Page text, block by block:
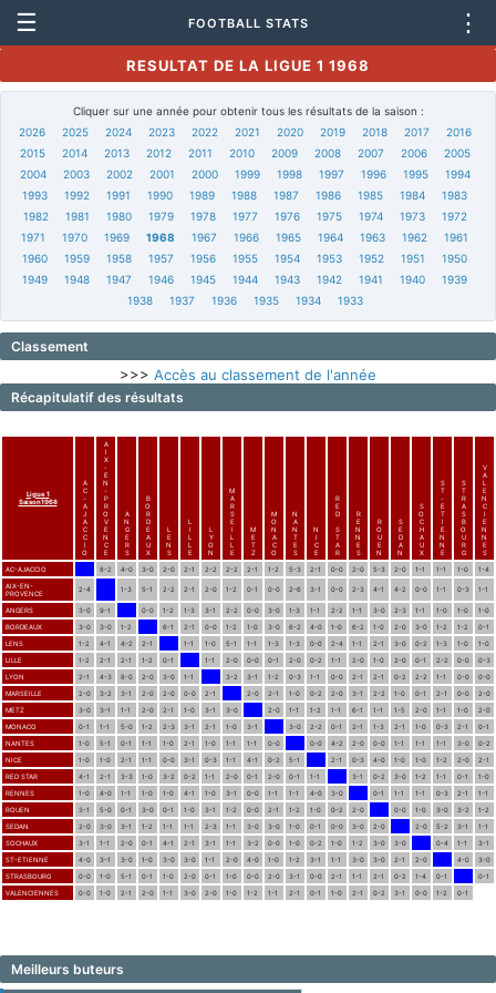
☰ FOOTBALL STATS ⋮
RESULTAT DE LA LIGUE 1 1968
Cliquer sur une année pour obtenir tous les résultats de la saison :
2026
2025 2024 2023 2022 2021 2020 2019 2018 2017
2016
2015
2014 2013 2012 2011 2010 2009 2008 2007 2006
2005
2004
2003 2002 2001 2000 1999 1998 1997 1996 1995
1994
1993
1992 1991 1990 1989 1988 1987 1986 1985 1984
1983
1982
1981 1980 1979 1978 1977 1976 1975 1974 1973
1972
1971
1970 1969 1968 1967 1966 1965 1964 1963 1962
1961
1960
1959 1958 1957 1956 1955 1954 1953 1952 1951
1950
1949
1948 1947 1946 1945 1944 1943 1942 1941 1940
1939
1938
1937 1936 1935 1934 1933
Classement
>>> Accès au classement de l'année
Récapitulatif des résultats
Ligue 1
Saison1968
A
C
-
A
J
A
C
C
I
O
A
I
X
-
E
N
-
P
R
O
V
E
N
C
E
A
N
G
E
R
S
B
O
R
D
E
A
U
X
L
E
N
S
L
I
L
L
E
L
Y
O
N
M
A
R
S
E
I
L
L
E
M
E
T
Z
M
O
N
A
C
O
N
A
N
T
E
S
N
I
C
E
R
E
D
S
T
A
R
R
E
N
N
E
S
R
O
U
E
N
S
E
D
A
N
S
O
C
H
A
U
X
S
T
-
E
T
I
E
N
N
E
S
T
R
A
S
B
O
U
R
G
V
A
L
E
N
C
I
E
N
N
E
S
AC-AJACCIO 8-2 4-0 3-0 2-0 2-1 2-2 2-2 2-1 1-2 5-3 2-1 0-0 2-0 5-3 2-0 1-1 1-1 1-0 1-4
AIX-EN-
PROVENCE
2-4 1-3 5-1 2-2 2-1 2-0 1-2 0-1 0-0 2-6 3-1 0-0 2-3 4-1 4-2 0-0 1-1 0-3 1-1
ANGERS 3-0 9-1 0-0 1-2 1-3 3-1 2-2 0-0 3-0 1-3 1-1 2-2 1-1 3-0 2-3 1-1 1-0 1-0 1-0
BORDEAUX 3-0 3-0 1-2 6-1 2-1 0-0 1-2 1-0 3-0 6-2 4-0 1-0 6-2 1-0 2-0 3-0 1-2 1-2 0-1
LENS 1-2 4-1 4-2 2-1 1-1 1-0 5-1 1-1 1-3 1-3 0-0 2-4 1-1 2-1 3-0 0-2 1-3 1-0 1-0
LILLE 1-2 2-1 2-1 1-2 0-1 1-1 2-0 0-0 0-1 2-0 0-2 1-1 2-0 1-0 2-0 0-1 2-2 0-0 0-3
LYON 2-1 4-3 8-0 2-0 3-0 1-1 3-2 3-1 1-2 0-3 1-1 0-0 2-1 2-1 0-2 2-2 1-1 0-0 0-0
MARSEILLE 2-0 3-2 3-1 2-0 2-0 0-0 2-1 2-0 2-1 1-0 0-2 2-0 3-1 2-2 1-0 0-1 2-1 0-0 2-0
METZ 3-0 3-1 1-1 2-0 2-1 1-0 3-1 3-0 2-0 1-1 1-2 1-1 6-1 1-1 1-5 2-0 1-1 1-0 2-0
MONACO 0-1 1-1 5-0 1-2 2-3 3-1 2-1 1-0 3-1 3-0 2-2 0-1 2-1 1-3 2-1 1-0 0-3 2-1 0-1
NANTES 1-0 5-1 0-1 1-1 1-0 2-1 1-0 1-1 1-1 0-0 0-0 4-2 2-0 0-0 1-1 1-1 1-1 3-0 0-2
NICE 1-0 1-0 2-1 1-1 0-0 3-1 0-3 1-1 4-1 0-2 5-1 2-1 0-3 4-0 1-0 1-0 1-2 2-0 2-1
RED STAR 4-1 2-1 3-3 1-0 3-2 0-2 1-1 2-0 0-1 2-0 0-1 1-1 3-1 0-2 3-0 1-2 1-1 0-1 1-0
RENNES 1-0 4-0 1-1 1-0 1-0 4-1 1-0 3-1 0-0 1-1 1-1 4-0 3-0 0-1 1-1 1-1 0-3 2-1 1-1
ROUEN 3-1 5-0 0-1 3-0 0-1 1-0 3-1 1-2 0-0 2-1 1-2 1-0 0-2 2-0 0-0 1-0 3-0 3-2 1-2
SEDAN 2-0 3-0 3-1 1-2 1-1 1-1 2-3 1-1 3-0 3-0 1-0 0-1 0-0 3-0 2-0 2-0 5-2 3-1 1-1
SOCHAUX 3-1 1-1 2-0 0-1 4-1 2-1 3-1 1-1 3-2 0-0 1-0 0-2 1-0 1-2 3-0 3-0 0-4 1-1 3-1
ST-ETIENNE 4-0 3-1 3-0 1-0 3-0 3-0 1-1 2-0 4-0 1-0 1-2 3-1 1-1 3-0 3-0 2-1 2-0 4-0 3-0
STRASBOURG 0-0 1-0 5-1 0-1 1-0 2-0 0-1 1-0 0-0 2-0 3-1 0-0 2-1 1-1 2-1 0-2 1-4 0-1 0-1
VALENCIENNES 0-0 1-0 2-1 2-0 1-1 3-0 2-0 1-0 1-2 1-1 2-1 0-1 1-0 2-1 0-2 3-1 0-0 1-2 0-1
Meilleurs buteurs